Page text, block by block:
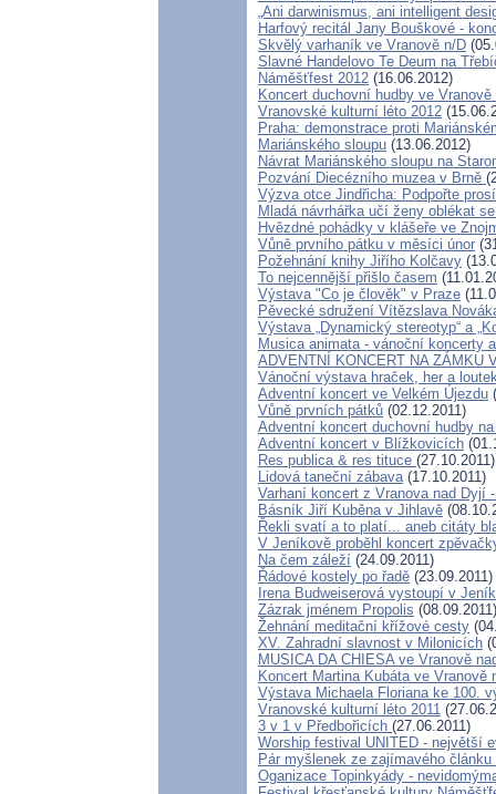
„Ani darwinismus, ani intelligent
Harfový recitál Jany Bouškové -
Skvělý varhaník ve Vranově n/D
Slavné Handelovo Te Deum na
Náměšťfest 2012 (16.06.2012)
Koncert duchovní hudby ve
Vranovské kulturní léto 2012
Praha: demonstrace proti
Mariánského sloupu (13.06.2012)
Návrat Mariánského sloupu na
Pozvání Diecézního muzea v Brně
Výzva otce Jindřicha: Podpořte
Mladá návrhářka učí ženy oblékat
Hvězdné pohádky v klášeře ve
Vůně prvního pátku v měsíci únor
Požehnání knihy Jiřího Kolčavy
To nejcennější přišlo časem
Výstava "Co je člověk" v Praze
Pěvecké sdružení Vítězslava
Výstava „Dynamický stereotyp“ a
Musica animata - vánoční koncerty
ADVENTNÍ KONCERT NA ZÁMKU
Vánoční výstava hraček, her a
Adventní koncert ve Velkém Újezdu
Vůně prvních pátků (02.12.2011)
Adventní koncert duchovní hudby
Adventní koncert v Blížkovicích
Res publica & res tituce (27.10.2011)
Lidová taneční zábava(17.10.2011)
Varhaní koncert z Vranova nad Dyjí
Básník Jiří Kuběna v Jihlavě
Řekli svatí a to platí... aneb citáty
V Jeníkově proběhl koncert
Na čem záleží (24.09.2011)
Řádové kostely po řadě (23.09.2011)
Irena Budweiserová vystoupí v
Zázrak jménem Propolis (08.09.2011)
Žehnání meditační křížové cesty
XV. Zahradní slavnost v Milonicích
MUSICA DA CHIESA ve Vranově
Koncert Martina Kubáta ve Vranově
Výstava Michaela Floriana ke 100.
Vranovské kulturní léto 2011
3 v 1 v Předbořicích (27.06.2011)
Worship festival UNITED - největší
Pár myšlenek ze zajímavého
Oganizace Topinkyády -